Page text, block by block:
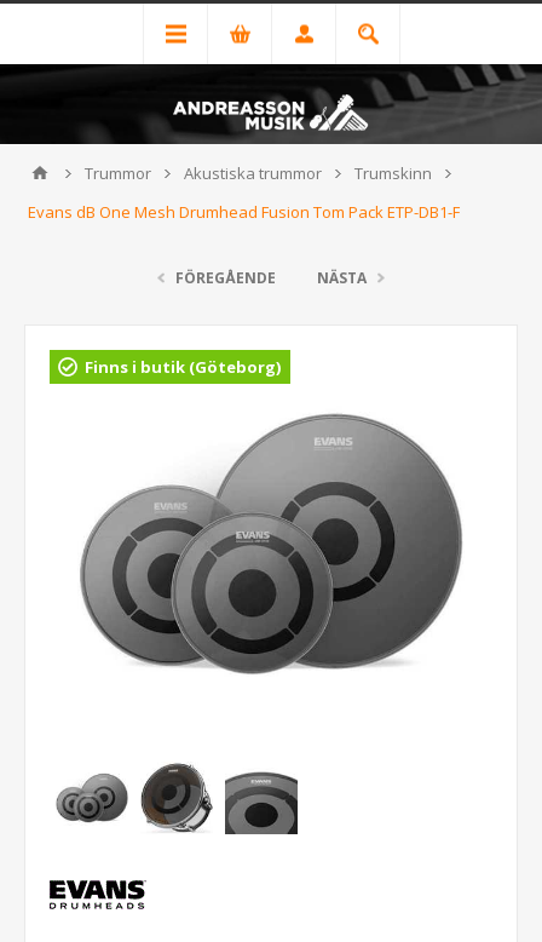
Trummor Akustiska trummor
Trumskinn
Evans dB One Mesh Drumhead Fusion Tom Pack ETP-DB1-F
FÖREGÅENDE NÄSTA
Finns i butik (Göteborg)